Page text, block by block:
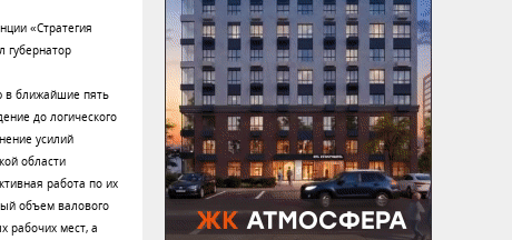
«Стратегия
губернатор
в ближайшие пять
до логического
усилий
области
работа по их
объем валового
рабочих мест, а